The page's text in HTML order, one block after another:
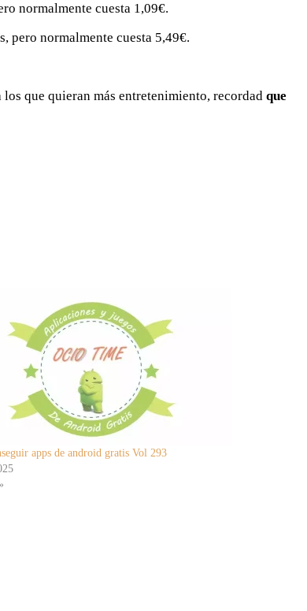
normalmente cuesta 1,09€.
pero normalmente cuesta 5,49€.
que quieran más entretenimiento, recordad que
apps de android gratis Vol 293